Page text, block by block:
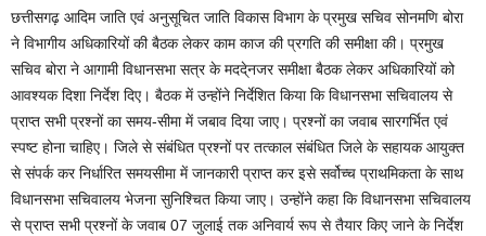
छत्तीसगढ़ आदिम जाति एवं अनुसूचित जाति विकास विभाग के प्रमुख सचिव सोनमणि बोरा
ने विभागीय अधिकारियों की बैठक लेकर काम काज की प्रगति की समीक्षा की। प्रमुख
सचिव बोरा ने आगामी विधानसभा सत्र के मददे्नजर समीक्षा बैठक लेकर अधिकारियों को
आवश्यक दिशा निर्देश दिए। बैठक में उन्होंने निर्देशित किया कि विधानसभा सचिवालय से
प्राप्त सभी प्रश्नों का समय-सीमा में जबाव दिया जाए। प्रश्नों का जवाब सारगर्भित एवं
स्पष्ट होना चाहिए। जिले से संबंधित प्रश्नों पर तत्काल संबंधित जिले के सहायक आयुक्त
से संपर्क कर निर्धारित समयसीमा में जानकारी प्राप्त कर इसे सर्वोच्च प्राथमिकता के साथ
विधानसभा सचिवालय भेजना सुनिश्चित किया जाए। उन्होंने कहा कि विधानसभा सचिवालय
से प्राप्त सभी प्रश्नों के जवाब 07 जुलाई तक अनिवार्य रूप से तैयार किए जाने के निर्देश